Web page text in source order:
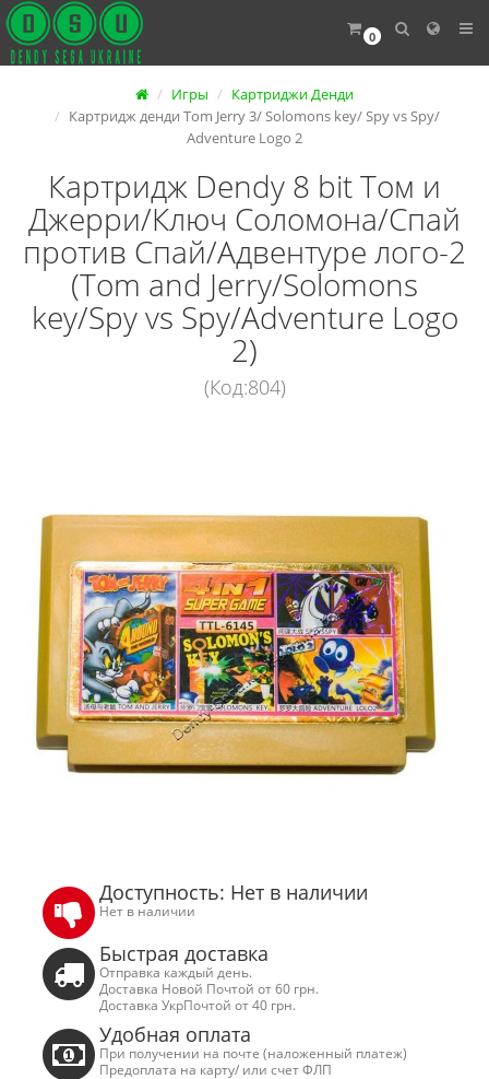
0
Игры
Картриджи Денди
Картридж денди Tom Jerry 3/ Solomons key/ Spy vs Spy/
Adventure Logo 2
Картридж Dendy 8 bit Том и
Джерри/Ключ Соломона/Спай
против Спай/Адвентуре лого-2
(Tom and Jerry/Solomons
key/Spy vs Spy/Adventure Logo
2)
(Код:804)
Доступность: Нет в наличии
Нет в наличии
Быстрая доставка
Отправка каждый день.
Доставка Новой Почтой от 60 грн.
Доставка УкрПочтой от 40 грн.
Удобная оплата
При получении на почте (наложенный платеж)
Предоплата на карту/ или счет ФЛП